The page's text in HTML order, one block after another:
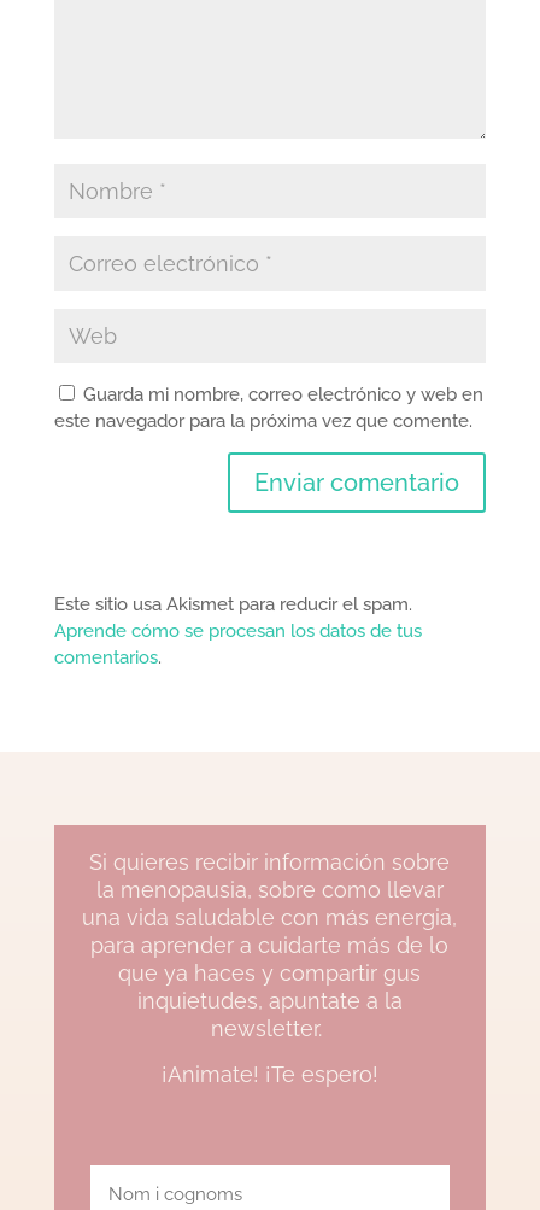
Guarda mi nombre, correo electrónico y web en
este navegador para la próxima vez que comente.
Este sitio usa Akismet para reducir el spam.
Aprende cómo se procesan los datos de tus
comentarios.
Si quieres recibir información sobre
la menopausia, sobre como llevar
una vida saludable con más energia,
para aprender a cuidarte más de lo
que ya haces y compartir gus
inquietudes, apuntate a la
newsletter.
¡Animate! ¡Te espero!